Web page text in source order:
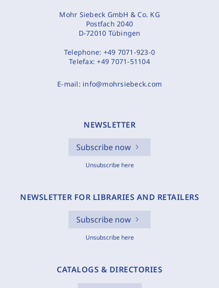
Mohr Siebeck GmbH & Co. KG
Postfach 2040
D-72010 Tübingen
Telephone: +49 7071-923-0
Telefax:+49 7071-51104
E-mail: info@mohrsiebeck.com
NEWSLETTER
Subscribe now
Unsubscribe here
NEWSLETTER FOR LIBRARIES AND RETAILERS
Subscribe now
Unsubscribe here
CATALOGS & DIRECTORIES